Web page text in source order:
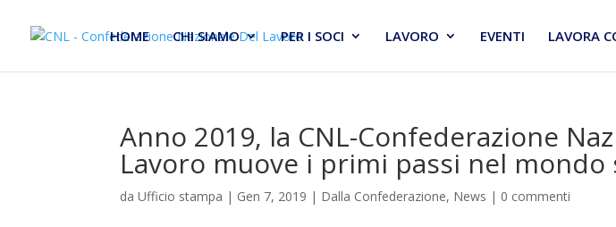
HOME CHI SIAMO PER I SOCI LAVORO EVENTI LAVORA
Anno 2019, la CNL-Confederazione
Lavoro muove i primi passi nel mondo
daUfficio stampa | Gen 7, 2019 | Dalla Confederazione, News | 0 commenti